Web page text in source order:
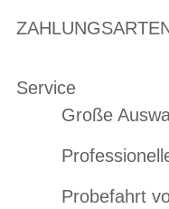
Service
Große
Probefahrt